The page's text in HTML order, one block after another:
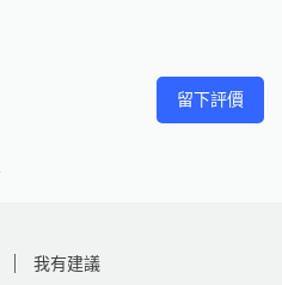
留下評價
我有建議